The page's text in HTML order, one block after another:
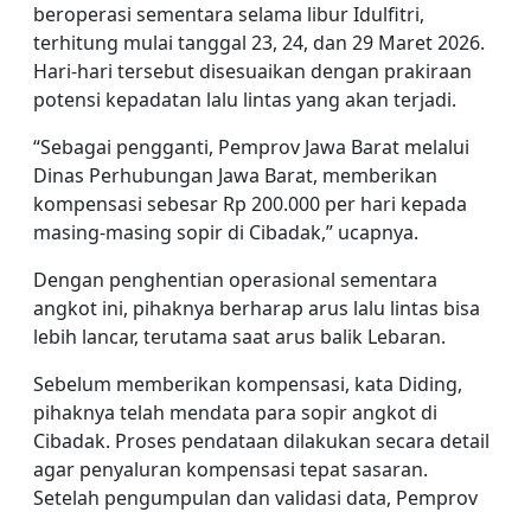
beroperasi sementara selama libur Idulfitri,
terhitung mulai tanggal 23, 24, dan 29 Maret 2026.
Hari-hari tersebut disesuaikan dengan prakiraan
potensi kepadatan lalu lintas yang akan terjadi.
“Sebagai pengganti, Pemprov Jawa Barat melalui
Dinas Perhubungan Jawa Barat, memberikan
kompensasi sebesar Rp 200.000 per hari kepada
masing-masing sopir di Cibadak,” ucapnya.
Dengan penghentian operasional sementara
angkot ini, pihaknya berharap arus lalu lintas bisa
lebih lancar, terutama saat arus balik Lebaran.
Sebelum memberikan kompensasi, kata Diding,
pihaknya telah mendata para sopir angkot di
Cibadak. Proses pendataan dilakukan secara detail
agar penyaluran kompensasi tepat sasaran.
Setelah pengumpulan dan validasi data, Pemprov